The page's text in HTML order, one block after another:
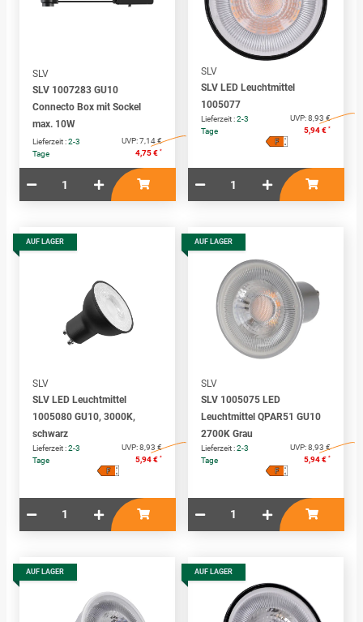
SLV
SLV 1007283 GU10
Connecto Box mit Sockel
max. 10W
Lieferzeit :2-3
Tage
UVP:7,14 €
4,75 € *
SLV
SLV LED Leuchtmittel
1005077
Lieferzeit :2-3
Tage
UVP:8,93 €
5,94 € *
A
↑
G
F
AUF LAGER
SLV
SLV LED Leuchtmittel
1005080 GU10, 3000K,
schwarz
Lieferzeit :2-3
Tage
UVP:8,93 €
5,94 € *
A
↑
G
F
AUF LAGER
SLV
SLV 1005075 LED
Leuchtmittel QPAR51 GU10
2700K Grau
Lieferzeit :2-3
Tage
UVP:8,93 €
5,94 € *
A
↑
G
F
AUF LAGER AUF LAGER